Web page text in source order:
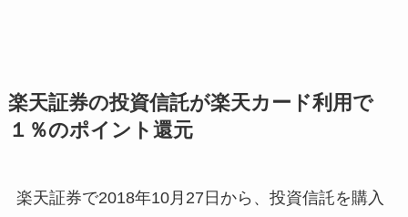
楽天証券の投資信託が楽天カード利用で
１％のポイント還元
楽天証券で2018年10月27日から、投資信託を購入